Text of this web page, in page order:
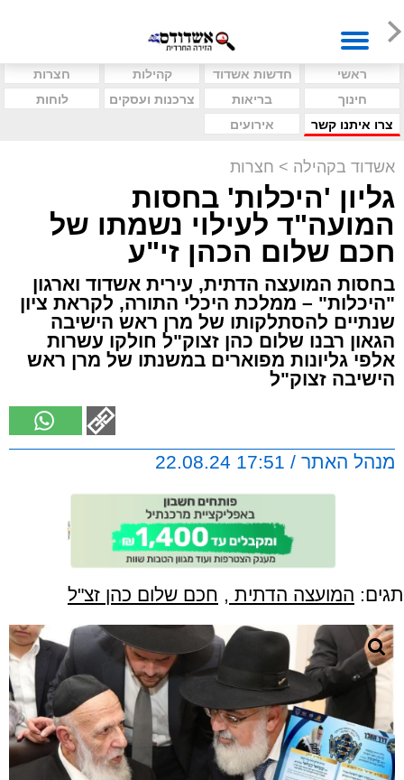
ראשי חדשות אשדוד קהילות
חצרות
חינוך
בריאות צרכנות ועסקים
לוחות
צרו איתנו קשר
אירועים
אשדוד בקהילה > חצרות
גליון 'היכלות' בחסות
המועה"ד לעילוי נשמתו של
חכם שלום הכהן זי"ע
בחסות המועצה הדתית, עירית אשדוד וארגון
"היכלות" – ממלכת היכלי התורה, לקראת ציון
שנתיים להסתלקותו של מרן ראש הישיבה
הגאון רבנו שלום כהן זצוק"ל חולקו עשרות
אלפי גליונות מפוארים במשנתו של מרן ראש
הישיבה זצוק"ל
מנהל האתר / 17:51 22.08.24
תגים: המועצה הדתית , חכם שלום כהן זצ"ל